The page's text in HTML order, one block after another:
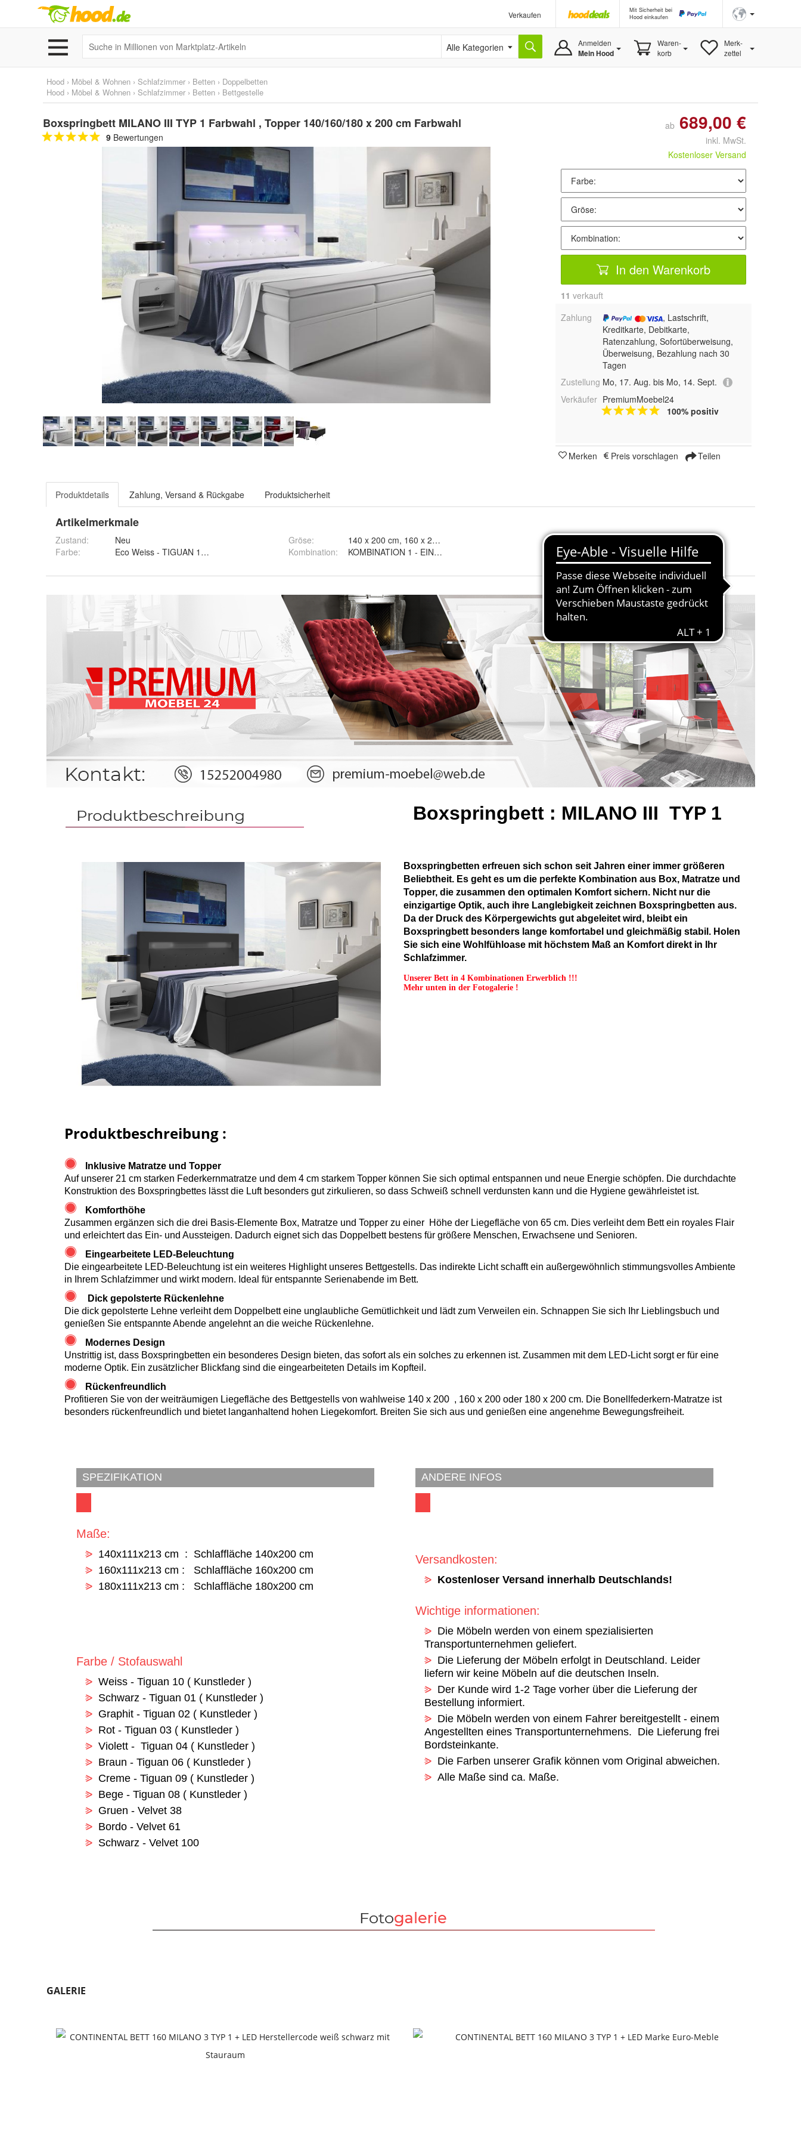
Verkaufen
Mit Sicherheit bei
Hood einkaufen
Alle Kategorien Anmelden
Mein Hood
Waren-
korb
Merk-
zettel
Hood › Möbel & Wohnen › Schlafzimmer › Betten › Doppelbetten
Hood › Möbel & Wohnen › Schlafzimmer › Betten › Bettgestelle
Boxspringbett MILANO III TYP 1 Farbwahl , Topper 140/160/180 x 200 cm Farbwahl
9 Bewertungen
ab 689,00 €
inkl. MwSt.
Kostenloser Versand
In den Warenkorb
11 verkauft
Zahlung
, Lastschrift,
Kreditkarte, Debitkarte,
Ratenzahlung, Sofortüberweisung,
Überweisung, Bezahlung nach 30
Tagen
Zustellung Mo, 17. Aug. bis Mo, 14. Sept.
Verkäufer PremiumMoebel24
100% positiv
Merken Preis vorschlagen Teilen
Produktdetails Zahlung, Versand & Rückgabe Produktsicherheit
Artikelmerkmale
Zustand:
Neu
Farbe: Eco Weiss - TIGUAN 10, Eco Schwarz - TIGUAN 01, Eco Violet - TIGUAN 04, Eco Graphit - TIGUAN 02, Eco Braun - TIGUAN 06 und weitere.
Gröse:
Kombination: KOMBINATION 1 - EIN NICHT GEÖFFNETES KASTEN :, KOMBINATION 2 - MIT 2 SCHUBLADEN VORNE :,